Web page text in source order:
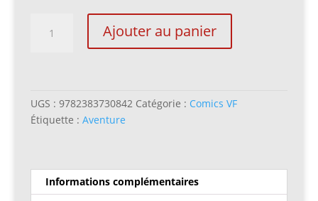
-
Les
´écaille
Ajouter au panier
UGS : 9782383730842 Catégorie : Comics VF
Étiquette : Aventure
Informations complémentaires